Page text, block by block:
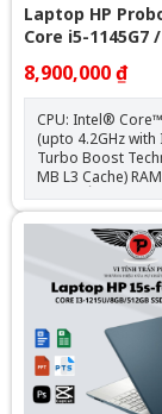
Laptop HP
Core i5-1145G7
Nvme 256GB/
8,900,000 ₫
CPU: Intel®
(upto 4.2GHz
Turbo Boost
MB L3 Cache) RAM: 8GB
DDR4 Ổ cứng: 256GB M.2
PCIe NVMe VGA: Intel® Iris®
Xᵉ Graphics Màn hình: 15.6
4, 3x USB 3.1
HDMI 1.4; 1x Khe
3.5mm Trọng lượng: 1.75kg
Loại Pin: HP Long
45 Wh Li-ion Polymer Hệ
hành: Chưa Bao